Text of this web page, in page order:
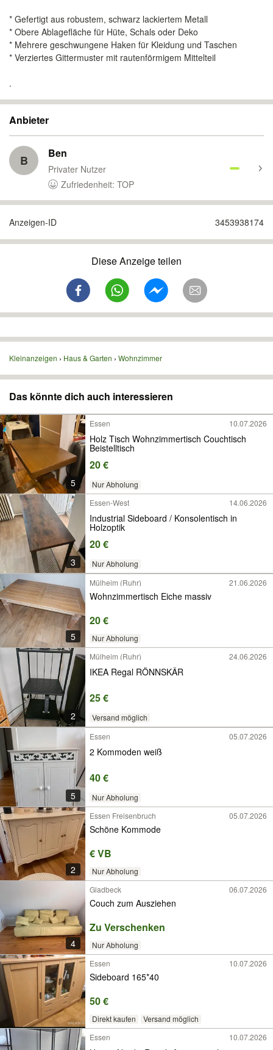
* Gefertigt aus robustem, schwarz lackiertem Metall
* Obere Ablagefläche für Hüte, Schals oder Deko
* Mehrere geschwungene Haken für Kleidung und Taschen
* Verziertes Gittermuster mit rautenförmigem Mittelteil
.
Anbieter
B Ben
Privater Nutzer
Zufriedenheit: TOP
Anzeigen-ID 3453938174
Diese Anzeige teilen
Kleinanzeigen Haus & Garten Wohnzimmer
Das könnte dich auch interessieren
5
Essen 10.07.2026
Holz Tisch Wohnzimmertisch Couchtisch
Beistelltisch
20 €
Nur Abholung
3
Essen-West 14.06.2026
Industrial Sideboard / Konsolentisch in
Holzoptik
20 €
Nur Abholung
5
Mülheim (Ruhr) 21.06.2026
Wohnzimmertisch Eiche massiv
20 €
Nur Abholung
2
Mülheim (Ruhr) 24.06.2026
IKEA Regal RÖNNSKÄR
25 €
Versand möglich
5
Essen 05.07.2026
2 Kommoden weiß
40 €
Nur Abholung
2
Essen Freisenbruch 05.07.2026
Schöne Kommode
€ VB
Nur Abholung
4
Gladbeck 06.07.2026
Couch zum Ausziehen
Zu Verschenken
Nur Abholung
Essen
10.07.2026
Sideboard 165*40
50 €
Direkt kaufen
Versand möglich
Essen
10.07.2026